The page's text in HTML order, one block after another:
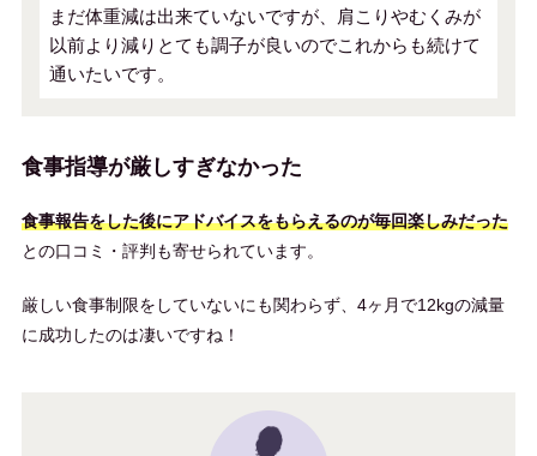
まだ体重減は出来ていないですが、肩こりやむくみが
以前より減りとても調子が良いのでこれからも続けて
通いたいです。
食事指導が厳しすぎなかった
食事報告をした後にアドバイスをもらえるのが毎回楽しみだった
との口コミ・評判も寄せられています。
厳しい食事制限をしていないにも関わらず、4ヶ月で12kgの減量
に成功したのは凄いですね！